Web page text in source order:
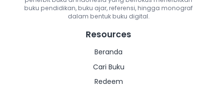
buku pendidikan, buku ajar, referensi, hingga monograf
dalam bentuk buku digital.
Resources
Beranda
Cari Buku
Redeem